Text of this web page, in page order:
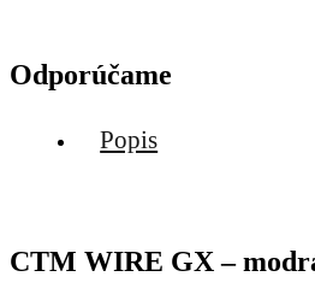
Odporúčame
Popis
CTM WIRE GX –